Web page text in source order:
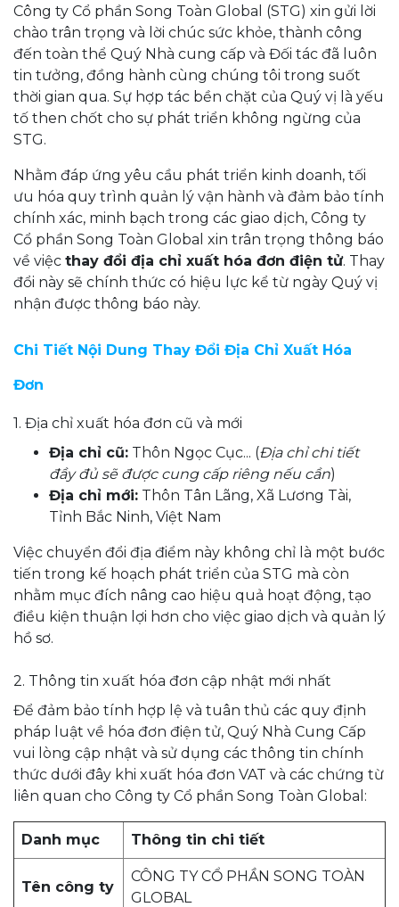
Công ty Cổ phần Song Toàn Global (STG) xin gửi lời
chào trân trọng và lời chúc sức khỏe, thành công
đến toàn thể Quý Nhà cung cấp và Đối tác đã luôn
tin tưởng, đồng hành cùng chúng tôi trong suốt
thời gian qua. Sự hợp tác bền chặt của Quý vị là yếu
tố then chốt cho sự phát triển không ngừng của
STG.
Nhằm đáp ứng yêu cầu phát triển kinh doanh, tối
ưu hóa quy trình quản lý vận hành và đảm bảo tính
chính xác, minh bạch trong các giao dịch, Công ty
Cổ phần Song Toàn Global xin trân trọng thông báo
về việc thay đổi địa chỉ xuất hóa đơn điện tử. Thay
đổi này sẽ chính thức có hiệu lực kể từ ngày Quý vị
nhận được thông báo này.
Chi Tiết Nội Dung Thay Đổi Địa Chỉ Xuất Hóa
Đơn
1. Địa chỉ xuất hóa đơn cũ và mới
Địa chỉ cũ: Thôn Ngọc Cục... (Địa chỉ chi tiết
đầy đủ sẽ được cung cấp riêng nếu cần)
Địa chỉ mới: Thôn Tân Lãng, Xã Lương Tài,
Tỉnh Bắc Ninh, Việt Nam
Việc chuyển đổi địa điểm này không chỉ là một bước
tiến trong kế hoạch phát triển của STG mà còn
nhằm mục đích nâng cao hiệu quả hoạt động, tạo
điều kiện thuận lợi hơn cho việc giao dịch và quản lý
hồ sơ.
2. Thông tin xuất hóa đơn cập nhật mới nhất
Để đảm bảo tính hợp lệ và tuân thủ các quy định
pháp luật về hóa đơn điện tử, Quý Nhà Cung Cấp
vui lòng cập nhật và sử dụng các thông tin chính
thức dưới đây khi xuất hóa đơn VAT và các chứng từ
liên quan cho Công ty Cổ phần Song Toàn Global:
Danh mục Thông tin chi tiết
Tên công ty
CÔNG TY CỔ PHẦN SONG TOÀN
GLOBAL